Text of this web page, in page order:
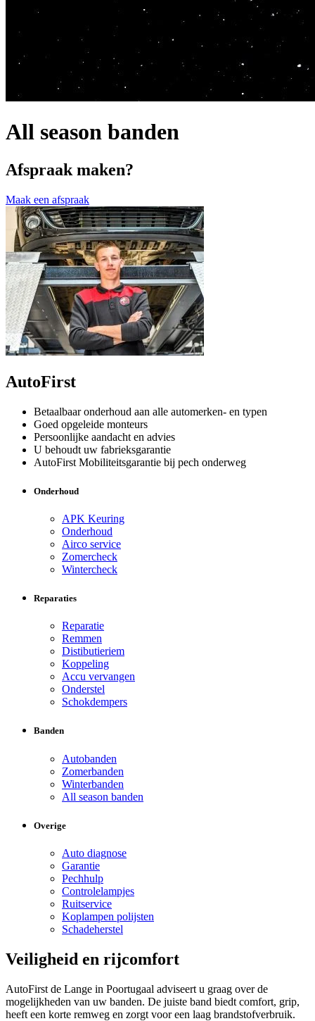
All season banden
Afspraak maken?
Maak een afspraak
AutoFirst
Betaalbaar onderhoud aan alle automerken- en typen
Goed opgeleide monteurs
Persoonlijke aandacht en advies
U behoudt uw fabrieksgarantie
AutoFirst Mobiliteitsgarantie bij pech onderweg
Onderhoud
APK Keuring
Onderhoud
Airco service
Zomercheck
Wintercheck
Reparaties
Reparatie
Remmen
Distibutieriem
Koppeling
Accu vervangen
Onderstel
Schokdempers
Banden
Autobanden
Zomerbanden
Winterbanden
All season banden
Overige
Auto diagnose
Garantie
Pechhulp
Controlelampjes
Ruitservice
Koplampen polijsten
Schadeherstel
Veiligheid en rijcomfort
AutoFirst de Lange in Poortugaal adviseert u graag over de
mogelijkheden van uw banden. De juiste band biedt comfort, grip,
heeft een korte remweg en zorgt voor een laag brandstofverbruik.